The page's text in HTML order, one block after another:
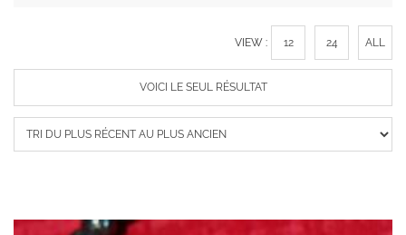
VIEW : 12 24 ALL
VOICI LE SEUL RÉSULTAT